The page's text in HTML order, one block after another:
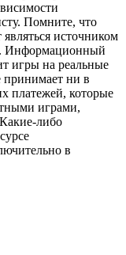
Помните, что
источником
Информационный
игры на реальные
принимает ни в
платежей, которые
играми,
либо
в